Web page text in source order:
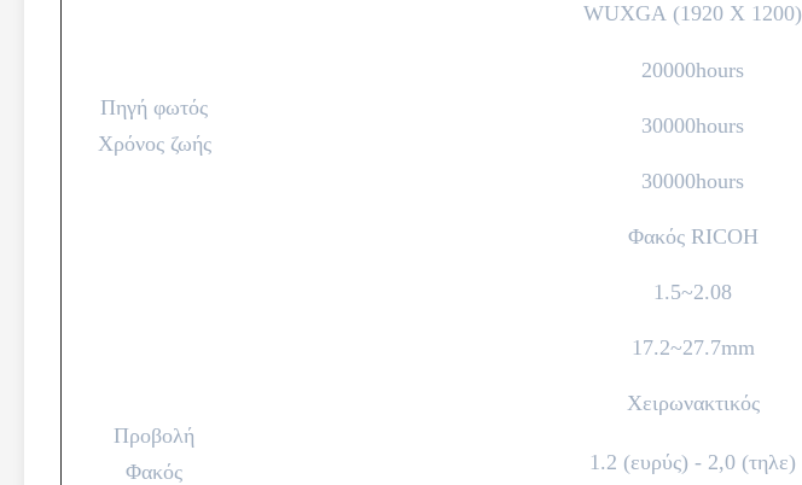
WUXGA (1920 X 1200)
Πηγή φωτός
Χρόνος ζωής
20000hours
30000hours
30000hours
Προβολή
Φακός
Φακός RICOH
1.5~2.08
17.2~27.7mm
Χειρωνακτικός
1.2 (ευρύς) - 2,0 (τηλε)